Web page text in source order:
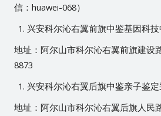
信：huawei-068）
兴安科尔沁右翼前旗中鉴基因科
地址：阿尔山市科尔沁右翼前旗建设
8873
兴安科尔沁右翼后旗中鉴亲子鉴
地址：阿尔山市科尔沁右翼后旗人民